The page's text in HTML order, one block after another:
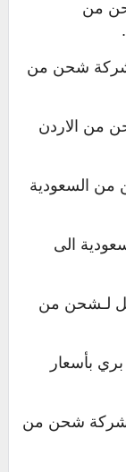
من
شركة شحن من
من الاردن
من السعودية
الى
لـشحن من
بأسعار
شركة شحن من